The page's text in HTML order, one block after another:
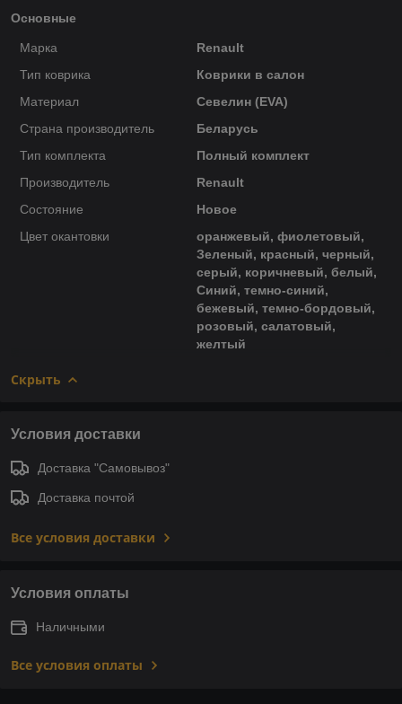
Основные
Марка
Renault
Тип коврика
Коврики в салон
Материал
Севелин (EVA)
Страна производитель
Беларусь
Тип комплекта
Полный комплект
Производитель
Renault
Состояние
Новое
Цвет окантовки
оранжевый, фиолетовый,
Зеленый, красный, черный,
серый, коричневый, белый,
Синий, темно-синий,
бежевый, темно-бордовый,
розовый, салатовый,
желтый
Скрыть
Условия доставки
Доставка "Самовывоз"
Доставка почтой
Все условия доставки
Условия оплаты
Наличными
Все условия оплаты